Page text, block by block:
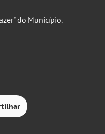
do Município.